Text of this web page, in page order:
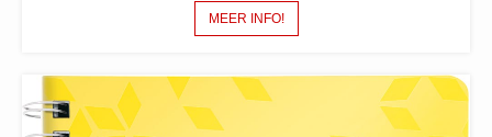
MEER INFO!